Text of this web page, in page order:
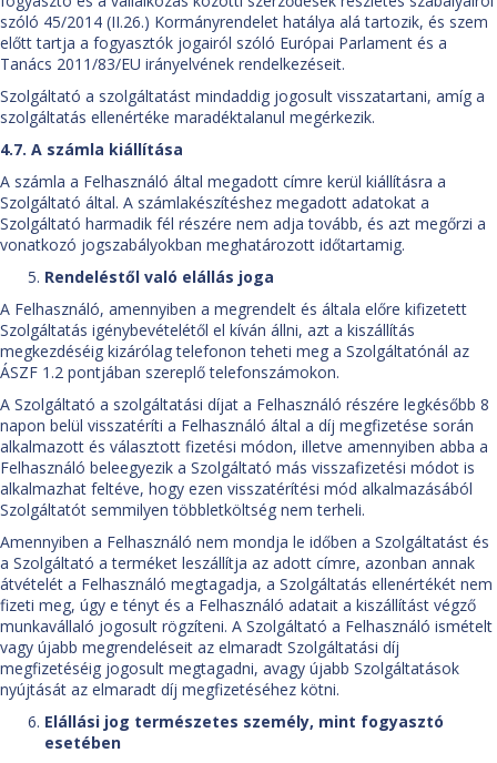
szóló 45/2014 (II.26.) Kormányrendelet hatálya alá tartozik, és szem
előtt tartja a fogyasztók jogairól szóló Európai Parlament és a
Tanács 2011/83/EU irányelvének rendelkezéseit.
Szolgáltató a szolgáltatást mindaddig jogosult visszatartani, amíg a
szolgáltatás ellenértéke maradéktalanul megérkezik.
4.7. A számla kiállítása
A számla a Felhasználó által megadott címre kerül kiállításra a
Szolgáltató által. A számlakészítéshez megadott adatokat a
Szolgáltató harmadik fél részére nem adja tovább, és azt megőrzi a
vonatkozó jogszabályokban meghatározott időtartamig.
Rendeléstől való elállás joga
A Felhasználó, amennyiben a megrendelt és általa előre kifizetett
Szolgáltatás igénybevételétől el kíván állni, azt a kiszállítás
megkezdéséig kizárólag telefonon teheti meg a Szolgáltatónál az
ÁSZF 1.2 pontjában szereplő telefonszámokon.
A Szolgáltató a szolgáltatási díjat a Felhasználó részére legkésőbb 8
napon belül visszatéríti a Felhasználó által a díj megfizetése során
alkalmazott és választott fizetési módon, illetve amennyiben abba a
Felhasználó beleegyezik a Szolgáltató más visszafizetési módot is
alkalmazhat feltéve, hogy ezen visszatérítési mód alkalmazásából
Szolgáltatót semmilyen többletköltség nem terheli.
Amennyiben a Felhasználó nem mondja le időben a Szolgáltatást és
a Szolgáltató a terméket leszállítja az adott címre, azonban annak
átvételét a Felhasználó megtagadja, a Szolgáltatás ellenértékét nem
fizeti meg, úgy e tényt és a Felhasználó adatait a kiszállítást végző
munkavállaló jogosult rögzíteni. A Szolgáltató a Felhasználó ismételt
vagy újabb megrendeléseit az elmaradt Szolgáltatási díj
megfizetéséig jogosult megtagadni, avagy újabb Szolgáltatások
nyújtását az elmaradt díj megfizetéséhez kötni.
Elállási jog természetes személy, mint fogyasztó
esetében